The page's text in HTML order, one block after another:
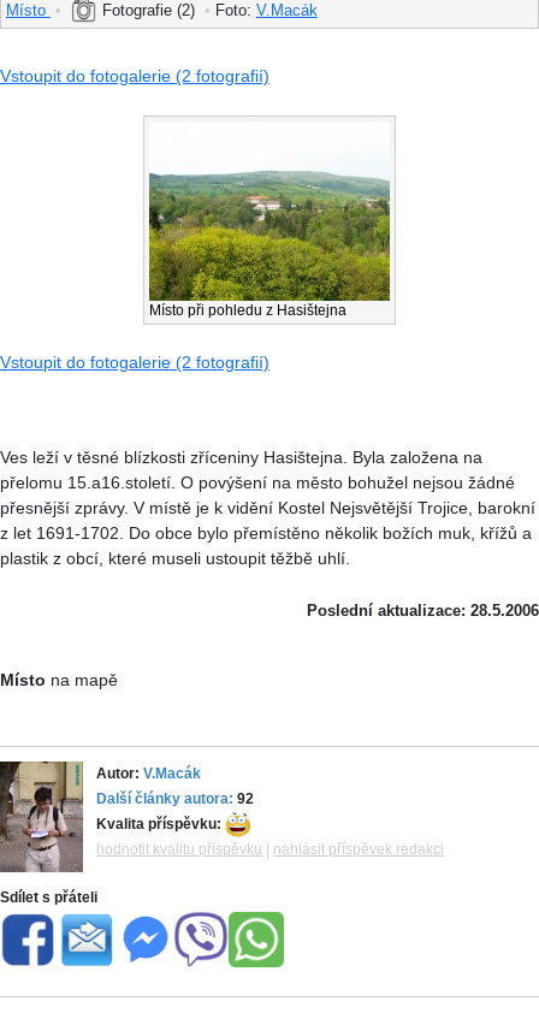
Místo • Fotografie (2) • Foto: V.Macák
Vstoupit do fotogalerie (2 fotografií)
Místo při pohledu z Hasištejna
Vstoupit do fotogalerie (2 fotografií)
Ves leží v těsné blízkosti zříceniny Hasištejna. Byla založena na
přelomu 15.a16.století. O povýšení na město bohužel nejsou žádné
přesnější zprávy. V místě je k vidění Kostel Nejsvětější Trojice, barokní
z let 1691-1702. Do obce bylo přemístěno několik božích muk, křížů a
plastik z obcí, které museli ustoupit těžbě uhlí.
Poslední aktualizace: 28.5.2006
Místo na mapě
Autor:V.Macák
Další články autora: 92
Kvalita příspěvku:
hodnotit kvalitu příspěvku
nahlásit příspěvek redakci
Sdílet s přáteli